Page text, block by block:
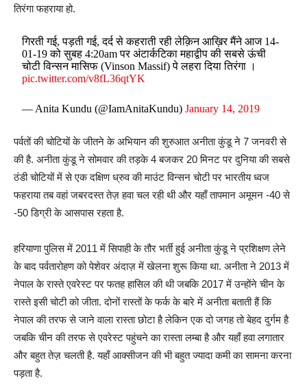
तिरंगा फहराया हो.
गिरती गई, पड़ती गई, दर्द से कहराती रही लेक़िन आख़िर मैंने आज 14-
01-19 को सुबह 4:20am पर अंटार्कटिका महाद्वीप की सबसे ऊंची
चोटी विन्सन मासिफ (Vinson Massif) पे लहरा दिया तिरंगा ।
pic.twitter.com/v8fL36qtYK
— Anita Kundu (@IamAnitaKundu)January 14, 2019
पर्वतों की चोटियों के जीतने के अभियान की शुरुआत अनीता कुंडू ने 7 जनवरी से
की है. अनीता कुंडू ने सोमवार की तड़के 4 बजकर 20 मिनट पर दुनिया की सबसे
ठंडी चोटियों में से एक दक्षिण ध्रुव की माउंट विन्सन चोटी पर भारतीय ध्वज
फहराया तब वहां जबरदस्त तेज़ हवा चल रही थी और यहाँ तापमान अमूमन -40 से
-50 डिग्री के आसपास रहता है.
हरियाणा पुलिस में 2011 में सिपाही के तौर भर्ती हुई अनीता कुंडू ने प्रशिक्षण लेने
के बाद पर्वतारोहण को पेशेवर अंदाज़ में खेलना शुरू किया था. अनीता ने 2013 में
नेपाल के रास्ते एवरेस्ट पर फतह हासिल की थी जबकि 2017 में उन्होंने चीन के
रास्ते इसी चोटी को जीता. दोनों रास्तों के फर्क के बारे में अनीता बताती हैं कि
नेपाल की तरफ से जाने वाला रास्ता छोटा है लेकिन एक दो जगह तो बेहद दुर्गम है
जबकि चीन की तरफ से एवरेस्ट पहुंचने का रास्ता लम्बा है और यहाँ हवा लगातार
और बहुत तेज़ चलती है. यहाँ आक्सीजन की भी बहुत ज्यादा कमी का सामना करना
पड़ता है.